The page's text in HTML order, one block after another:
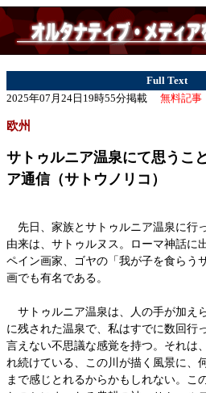
Full Text
2025年07月24日19時55分掲載 無料記事
欧州
サトゥルニア温泉にて思うこ
ア通信（サトウノリコ）
先日、家族とサトゥルニア温泉に行
由来は、サトゥルヌス。ローマ神話に
ペイン画家、ゴヤの「我が子を食らう
画でも有名である。
サトゥルニア温泉は、人の手が加え
に残された温泉で、私はすでに数回行
言えない不思議な感覚を持つ。それは
れ続けている、この川が描く風景に、
まで感じとれるからかもしれない。こ